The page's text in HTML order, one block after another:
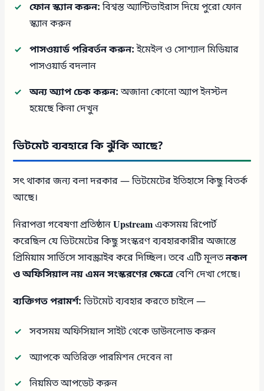
ফোন স্ক্যান করুন:বিশ্বস্ত অ্যান্টিভাইরাস দিয়ে পুরো ফোন
স্ক্যান করুন
পাসওয়ার্ড পরিবর্তন করুন:ইমেইল ও সোশ্যাল মিডিয়ার
পাসওয়ার্ড বদলান
অন্য অ্যাপ চেক করুন:অজানা কোনো অ্যাপ ইনস্টল
হয়েছে কিনা দেখুন
ভিটমেট ব্যবহারে কি ঝুঁকি আছে?
সৎ থাকার জন্য বলা দরকার — ভিটমেটের ইতিহাসে কিছু বিতর্ক
আছে।
নিরাপত্তা গবেষণা প্রতিষ্ঠানUpstreamএকসময় রিপোর্ট
করেছিল যে ভিটমেটের কিছু সংস্করণ ব্যবহারকারীর অজান্তে
প্রিমিয়াম সার্ভিসে সাবস্ক্রাইব করে দিচ্ছিল। তবে এটি মূলতনকল
ও অফিসিয়াল নয় এমন সংস্করণের ক্ষেত্রেবেশি দেখা গেছে।
ব্যক্তিগত পরামর্শ:ভিটমেট ব্যবহার করতে চাইলে —
সবসময় অফিসিয়াল সাইট থেকে ডাউনলোড করুন
অ্যাপকে অতিরিক্ত পারমিশন দেবেন না
নিয়মিত আপডেট করুন